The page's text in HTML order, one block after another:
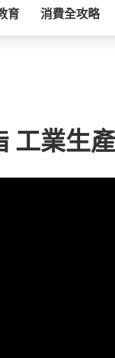
育 消費全攻略
工業生